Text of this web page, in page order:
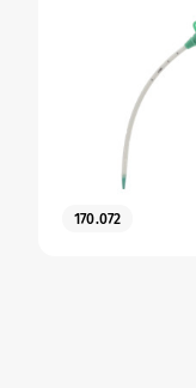
Ginecología
Urinario
170.072